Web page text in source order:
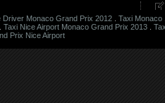
Driver Monaco Grand Prix 2012 Taxi Monaco
Taxi Nice Airport Monaco Grand Prix 2013
Prix Nice Airport